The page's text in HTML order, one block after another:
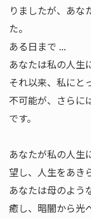
りましたが、あな
た。
ある日まで ...
あなたは私の人生
それ以来、私にと
不可能が、さらに
です。
あなたが私の人生
望し、人生をあき
あなたは母のよう
癒し、暗闇から光